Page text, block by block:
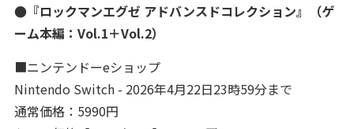
●『ロックマンエグゼ アドバンスドコレクション』（ゲ
ーム本編：Vol.1＋Vol.2）
■ニンテンドーeショップ
Nintendo Switch - 2026年4月22日23時59分まで
通常価格：5990円